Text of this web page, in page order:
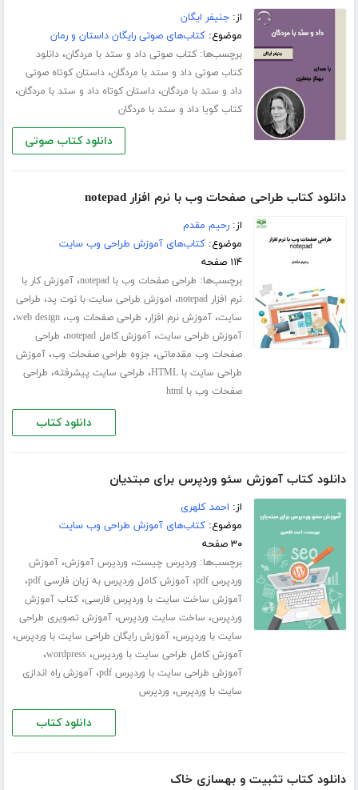
از:جنیفر ایگان
موضوع:کتاب‌های صوتی رایگان داستان و رمان
برچسب‌ها:کتاب صوتی داد و ستد با مردگان،دانلود
کتاب صوتی داد و ستد با مردگان،داستان کوتاه صوتی
داد و ستد با مردگان،داستان کوتاه داد و ستد با مردگان،
کتاب گویا داد و ستد با مردگان
دانلود کتاب صوتی
دانلود کتاب طراحی صفحات وب با نرم افزار notepad
از:رحیم مقدم
موضوع:کتاب‌های آموزش طراحی وب سایت
۱۱۴ صفحه
برچسب‌ها: طراحی صفحات وب با notepad ،آموزش کار با
نرم افزار notepad
، اموزش طراحی سایت با نوت پد، طراحی
سایت،آموزش نرم افزار، طراحی صفحات وب،web design،
آموزش طراحی سایت،آموزش کامل notepad ، طراحی
صفحات وب مقدماتی، جزوه طراحی صفحات وب،آموزش
طراحی سایت با HTML
، طراحی سایت پیشرفته، طراحی
صفحات وب با html
دانلود کتاب
دانلود کتاب آموزش سئو وردپرس برای مبتدیان
از: احمد کلهری
موضوع:کتاب‌های آموزش طراحی وب سایت
۳۰ صفحه
برچسب‌ها: وردپرس چیست، وردپرس آموزش،آموزش
وردپرس pdf
،آموزش کامل وردپرس به زبان فارسی pdf ،
آموزش ساخت سایت با وردپرس فارسی،کتاب آموزش
وردپرس، ساخت سایت وردپرس،آموزش تصویری طراحی
سایت با وردپرس،آموزش رایگان طراحی سایت با وردپرس،
آموزش کامل طراحی سایت با وردپرس،wordpress،
آموزش طراحی سایت با وردپرس pdf ،آموزش راه اندازی
سایت با وردپرس، وردپرس
دانلود کتاب
دانلود کتاب تثبیت و بهسازی خاک